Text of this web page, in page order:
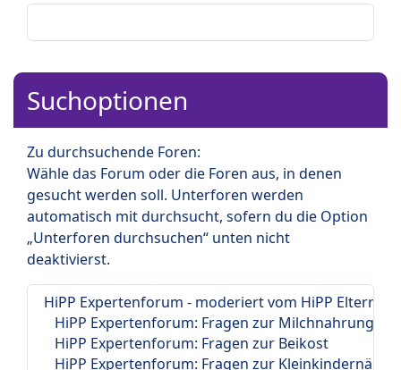
Suchoptionen
Zu durchsuchende Foren:
Wähle das Forum oder die Foren aus, in denen
gesucht werden soll. Unterforen werden
automatisch mit durchsucht, sofern du die Option
„Unterforen durchsuchen“ unten nicht
deaktivierst.